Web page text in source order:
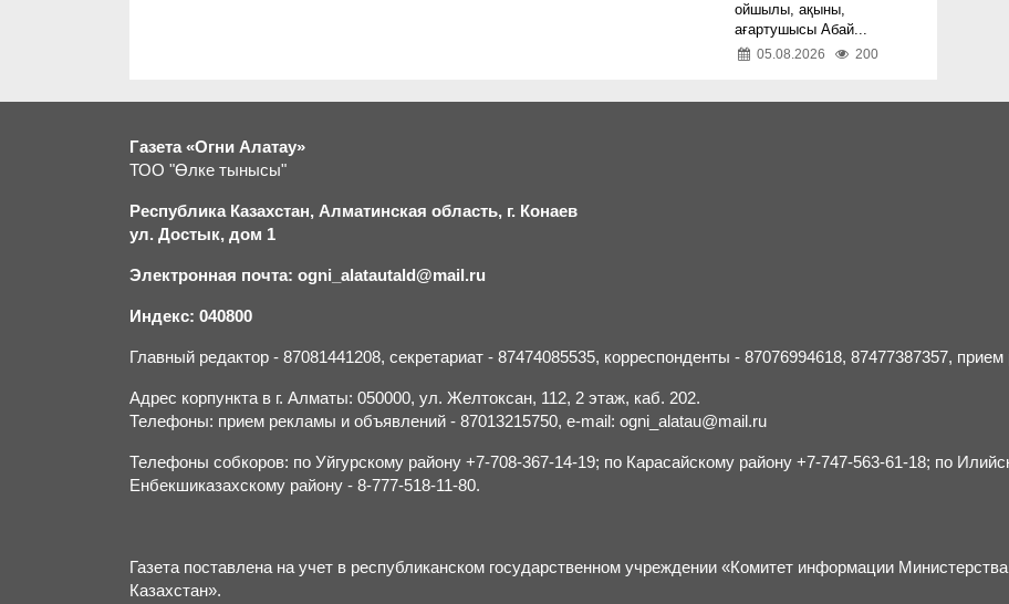
ойшылы, ақыны,
ағартушысы Абай...
05.08.2026 200
Газета «Огни Алатау»
ТОО "Өлке тынысы"
Республика Казахстан, Алматинская область, г. Конаев
ул. Достык, дом 1
Электронная почта: ogni_alatautald@mail.ru
Индекс: 040800
Главный редактор - 87081441208, секретариат - 87474085535, корреспонденты - 87076994618, 87477387357,
Адрес корпункта в г. Алматы: 050000, ул. Желтоксан, 112, 2 этаж, каб. 202.
Телефоны: прием рекламы и объявлений - 87013215750, e-mail: ogni_alatau@mail.ru
Телефоны собкоров: по Уйгурскому району +7-708-367-14-19; по Карасайскому району +7-747-563-61-18; по
Енбекшиказахскому району - 8-777-518-11-80.
Газета поставлена на учет в республиканском государственном учреждении «Комитет информации
Казахстан».